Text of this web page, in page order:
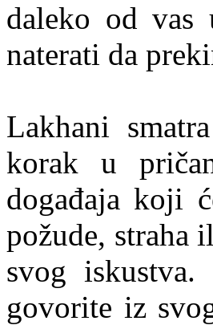
daleko od vas
naterati da
Lakhani
korak u
događaja koji
požude, straha
svog
govorite iz